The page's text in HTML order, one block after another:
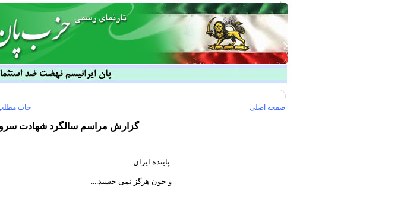
صفحه اصلی چاپ
گزارش مراسم سالگرد شهادت سرور
پاینده ایران
و خون هرگز نمی خسبد....